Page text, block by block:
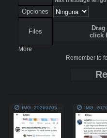
Opciones
Files
click
More
Remember to